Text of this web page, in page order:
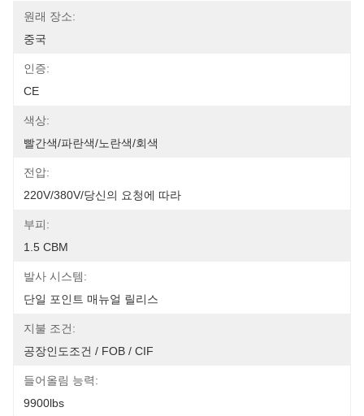
원래 장소:
중국
인증:
CE
색상:
빨간색/파란색/노란색/회색
전압:
220V/380V/당신의 요청에 따라
부피:
1.5 CBM
발사 시스템:
단일 포인트 매뉴얼 릴리스
지불 조건:
공장인도조건 / FOB / CIF
들어올림 능력:
9900lbs